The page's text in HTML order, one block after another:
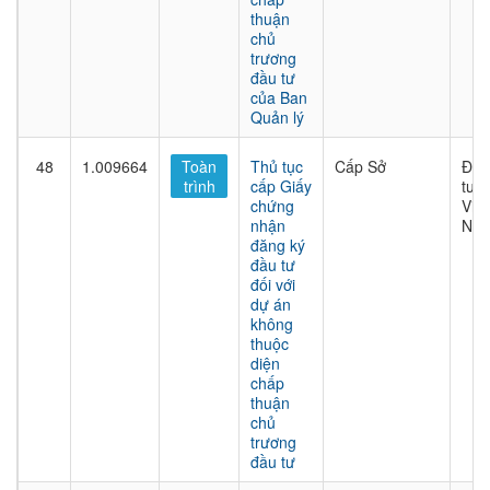
thuận
chủ
trương
đầu tư
của Ban
Quản lý
48 1.009664
Toàn
trình
Thủ tục
cấp Giấy
chứng
nhận
đăng ký
đầu tư
đối với
dự án
không
thuộc
diện
chấp
thuận
chủ
trương
đầu tư
Cấp Sở
Đầu
tư
Việt